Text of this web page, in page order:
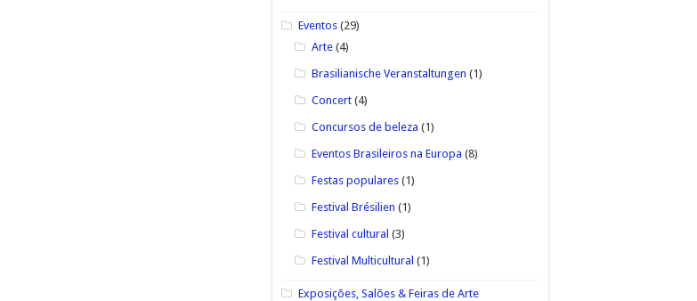
Eventos(29)
Arte(4)
Brasilianische Veranstaltungen (1)
Concert(4)
Concursos de beleza (1)
Eventos Brasileiros na Europa (8)
Festas populares(1)
Festival Brésilien (1)
Festival cultural (3)
Festival Multicultural (1)
Exposições, Salões & Feiras de Arte